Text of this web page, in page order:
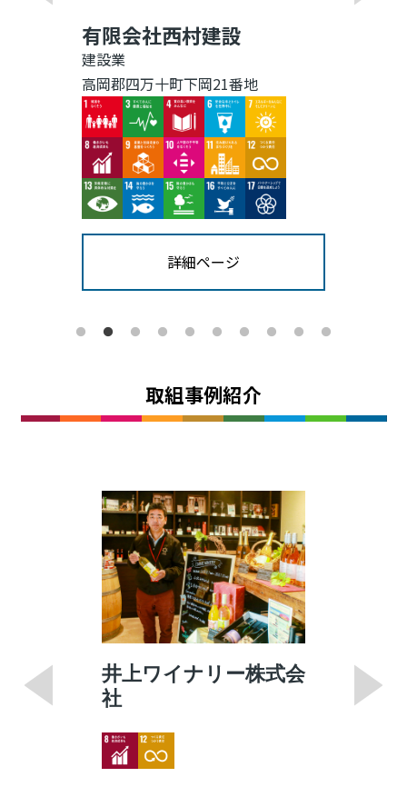
有限会社西村建設
建設業
高岡郡四万十町下岡21番地
ImageImageImageImageImage
ImageImageImageImageImage
ImageImageImageImageImage
詳細ページ
取組事例紹介
井上ワイナリー株式会
社
ImageImage